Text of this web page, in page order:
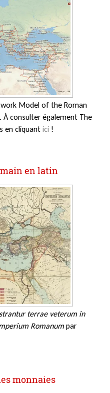
Model of the Roman
À consulter également The
en cliquant ici !
en latin
terrae veterum in
Romanum par
monnaies